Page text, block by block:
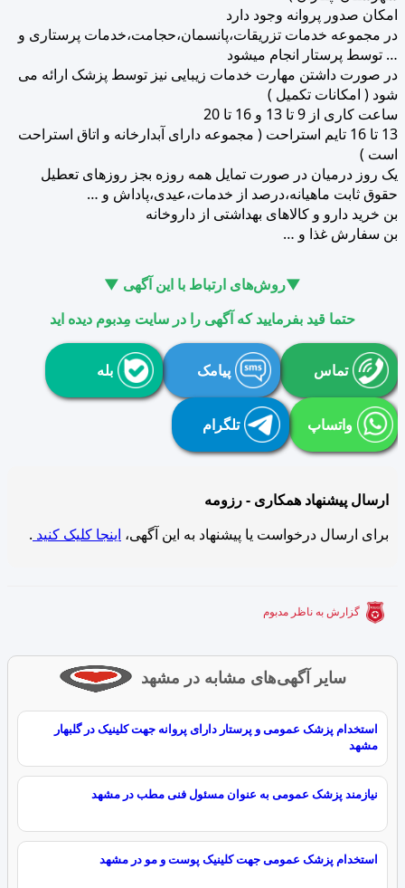
امکان صدور پروانه وجود دارد
در مجموعه خدمات تزریقات،پانسمان،حجامت،خدمات پرستاری و
… توسط پرستار انجام میشود
در صورت داشتن مهارت خدمات زیبایی نیز توسط پزشک ارائه می
شود ( امکانات تکمیل )
ساعت کاری از 9 تا 13 و 16 تا 20
13 تا 16 تایم استراحت ( مجموعه دارای آبدارخانه و اتاق استراحت
است )
یک روز درمیان در صورت تمایل همه روزه بجز روزهای تعطیل
حقوق ثابت ماهیانه،درصد از خدمات،عیدی،پاداش و …
بن خرید دارو و کالاهای بهداشتی از داروخانه
بن سفارش غذا و …
▼روش‌های ارتباط با این آگهی ▼
حتما قید بفرمایید که آگهی را در سایت مِدبوم دیده اید
تماس پیامک بله
واتساپ تلگرام
ارسال پیشنهاد همکاری - رزومه
برای ارسال درخواست یا پیشنهاد به این آگهی، اینجا کلیک کنید .
گزارش به ناظر مدبوم
سایر آگهی‌های مشابه در مشهد
استخدام پزشک عمومی و پرستار دارای پروانه جهت کلینیک در گلبهار
مشهد
نیازمند پزشک عمومی به عنوان مسئول فنی مطب در مشهد
استخدام پزشک عمومی جهت کلینیک پوست و مو در مشهد